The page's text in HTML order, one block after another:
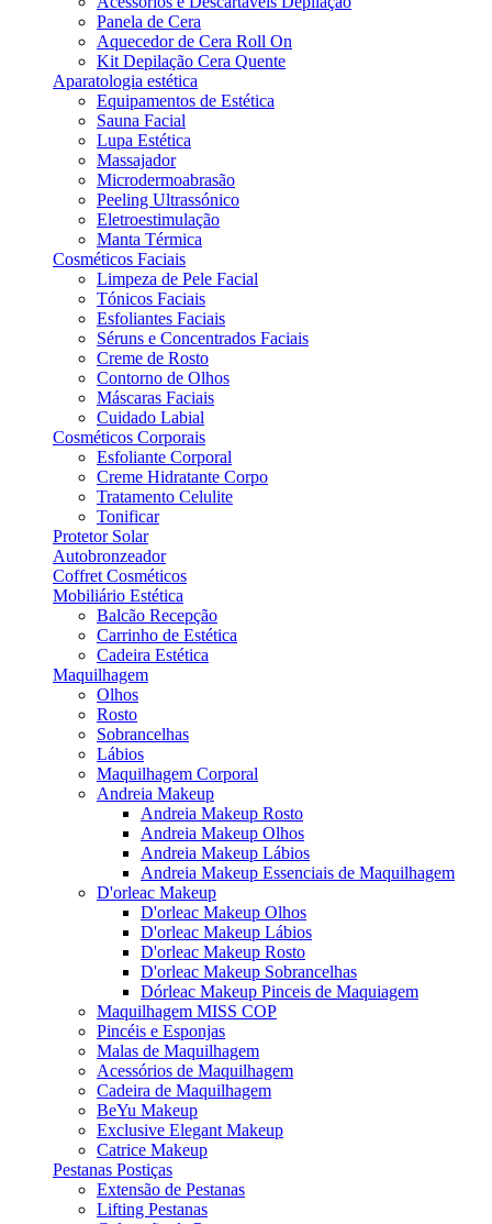
Panela de Cera
Aquecedor de Cera Roll On
Kit Depilação Cera Quente
Aparatologia estética
Equipamentos de Estética
Sauna Facial
Lupa Estética
Massajador
Microdermoabrasão
Peeling Ultrassónico
Eletroestimulação
Manta Térmica
Cosméticos Faciais
Limpeza de Pele Facial
Tónicos Faciais
Esfoliantes Faciais
Séruns e Concentrados Faciais
Creme de Rosto
Contorno de Olhos
Máscaras Faciais
Cuidado Labial
Cosméticos Corporais
Esfoliante Corporal
Creme Hidratante Corpo
Tratamento Celulite
Tonificar
Protetor Solar
Autobronzeador
Coffret Cosméticos
Mobiliário Estética
Balcão Recepção
Carrinho de Estética
Cadeira Estética
Maquilhagem
Olhos
Rosto
Sobrancelhas
Lábios
Maquilhagem Corporal
Andreia Makeup
Andreia Makeup Rosto
Andreia Makeup Olhos
Andreia Makeup Lábios
Andreia Makeup Essenciais de Maquilhagem
D'orleac Makeup
D'orleac Makeup Olhos
D'orleac Makeup Lábios
D'orleac Makeup Rosto
D'orleac Makeup Sobrancelhas
Dórleac Makeup Pinceis de Maquiagem
Maquilhagem MISS COP
Pincéis e Esponjas
Malas de Maquilhagem
Acessórios de Maquilhagem
Cadeira de Maquilhagem
BeYu Makeup
Exclusive Elegant Makeup
Catrice Makeup
Pestanas Postiças
Extensão de Pestanas
Lifting Pestanas